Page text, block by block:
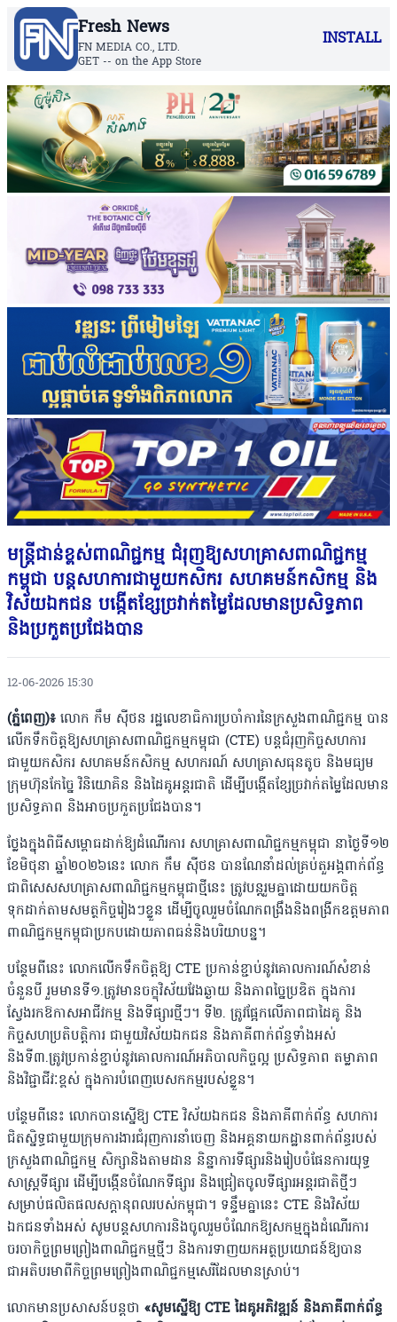
Fresh News
FN MEDIA CO., LTD.
GET -- on the App Store
INSTALL
មន្រ្តីជាន់ខ្ពស់ពាណិជ្ជកម្ម ជំរុញឱ្យសហគ្រាសពាណិជ្ជកម្ម
កម្ពុជា បន្តសហការជាមួយកសិករ សហគមន៍កសិកម្ម និង
វិស័យឯកជន បង្កើតខ្សែច្រវាក់តម្លៃដែលមានប្រសិទ្ធភាព
និងប្រកួតប្រជែងបាន
12-06-2026 15:30
(ភ្នំពេញ)៖ លោក កឹម ស៊ីថន រដ្ឋលេខាធិការប្រចាំការនៃក្រសួងពាណិជ្ជកម្ម បាន
លើកទឹកចិត្តឱ្យសហគ្រាសពាណិជ្ជកម្មកម្ពុជា (CTE) បន្តជំរុញកិច្ចសហការ
ជាមួយកសិករ សហគមន៍កសិកម្ម សហករណ៍ សហគ្រាសធុនតូច និងមធ្យម
ក្រុមហ៊ុនកែច្នៃ វិនិយោគិន និងដៃគូអន្តរជាតិ ដើម្បីបង្កើតខ្សែច្រវាក់តម្លៃដែលមាន
ប្រសិទ្ធភាព និងអាចប្រកួតប្រជែងបាន។
ថ្លែងក្នុងពិធីសម្ពោធដាក់ឱ្យដំណើរការ សហគ្រាសពាណិជ្ជកម្មកម្ពុជា នាថ្ងៃទី១២
ខែមិថុនា ឆ្នាំ២០២៦នេះ លោក កឹម ស៊ីថន បានណែនាំដល់គ្រប់តួអង្គពាក់ព័ន្ធ
ជាពិសេសសហគ្រាសពាណិជ្ជកម្មកម្ពុជាថ្មីនេះ ត្រូវបន្តរួមគ្នាដោយយកចិត្ត
ទុកដាក់តាមសមត្ថកិច្ចរៀងៗខ្លួន ដើម្បីចូលរួមចំណែកពង្រឹងនិងពង្រីកឧត្តមភាព
ពាណិជ្ជកម្មកម្ពុជាប្រកបដោយភាពធន់និងបរិយាបន្ន។
បន្ថែមពីនេះ លោកលើកទឹកចិត្តឱ្យ CTE ប្រកាន់ខ្ជាប់នូវគោលការណ៍សំខាន់
ចំនួនបី រួមមានទី១.ត្រូវមានចក្ខុវិស័យវែងឆ្ងាយ និងភាពច្នៃប្រឌិត ក្នុងការ
ស្វែងរកឱកាសអាជីវកម្ម និងទីផ្សារថ្មីៗ។ ទី២. ត្រូវផ្អែកលើភាពជាដៃគូ និង
កិច្ចសហប្រតិបត្តិការ ជាមួយវិស័យឯកជន និងភាគីពាក់ព័ន្ធទាំងអស់
និងទី៣.ត្រូវប្រកាន់ខ្ជាប់នូវគោលការណ៍អភិបាលកិច្ចល្អ ប្រសិទ្ធភាព តម្លាភាព
និងវិជ្ជាជីវៈខ្ពស់ ក្នុងការបំពេញបេសកកម្មរបស់ខ្លួន។
បន្ថែមពីនេះ លោកបានស្នើឱ្យ CTE វិស័យឯកជន និងភាគីពាក់ព័ន្ធ សហការ
ជិតស្និទ្ធជាមួយក្រុមការងារជំរុញការនាំចេញ និងអគ្គនាយកដ្ឋានពាក់ព័ន្ធរបស់
ក្រសួងពាណិជ្ជកម្ម សិក្សានិងតាមដាន និន្នាការទីផ្សារនិងរៀបចំផែនការយុទ្ធ
សាស្រ្តទីផ្សារ ដើម្បីបង្កើនចំណែកទីផ្សារ និងជ្រៀតចូលទីផ្សារអន្តរជាតិថ្មីៗ
សម្រាប់ផលិតផលសក្តានុពលរបស់កម្ពុជា។ ទន្ទឹមគ្នានេះ CTE និងវិស័យ
ឯកជនទាំងអស់ សូមបន្តសហការនិងចូលរួមចំណែកឱ្យសកម្មក្នុងដំណើរការ
ចរចាកិច្ចព្រមព្រៀងពាណិជ្ជកម្មថ្មីៗ និងការទាញយកអត្ថប្រយោជន៍ឱ្យបាន
ជាអតិបរមាពីកិច្ចព្រមព្រៀងពាណិជ្ជកម្មសេរីដែលមានស្រាប់។
លោកមានប្រសាសន៍បន្តថា «សូមស្នើឱ្យ CTE ដៃគូអភិវឌ្ឍន៍ និងភាគីពាក់ព័ន្ធ